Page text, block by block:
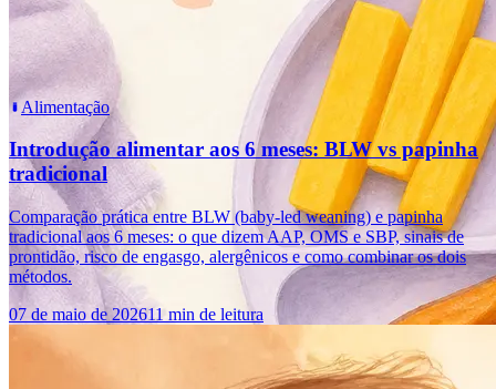
Alimentação
Introdução alimentar aos 6 meses: BLW vs papinha
tradicional
Comparação prática entre BLW (baby-led weaning) e papinha
tradicional aos 6 meses: o que dizem AAP, OMS e SBP, sinais de
prontidão, risco de engasgo, alergênicos e como combinar os dois
métodos.
07 de maio de 202611 min de leitura